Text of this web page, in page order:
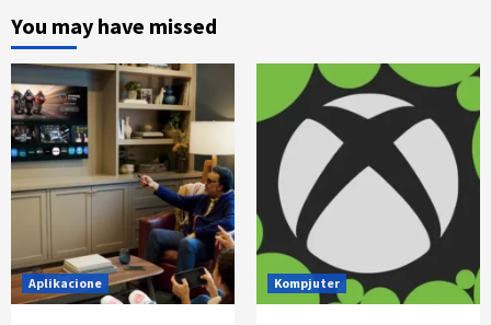
You may have missed
Aplikacione Kompjuter